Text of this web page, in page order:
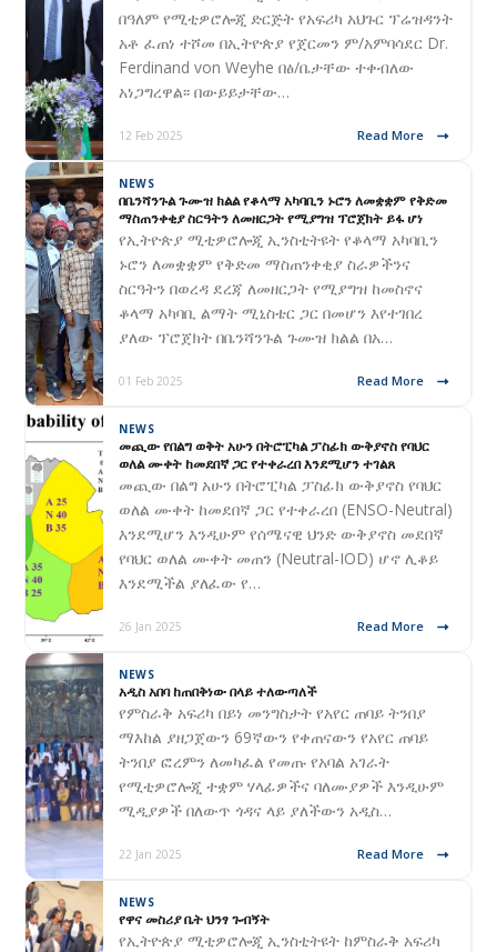
በዓለም የሚቲዎሮሎጂ ድርጅት የአፍሪካ አህጉር ፕሬዝዳንት
አቶ ፈጠነ ተሾመ በኢትዮጵያ የጀርመን ም/አምባሳደር Dr.
Ferdinand von Weyhe በፅ/ቤታቸው ተቀብለው
አነጋግረዋል፡፡ በውይይታቸው…
12 Feb 2025 Read More
NEWS
በቤንሻንጉል ጉሙዝ ክልል የቆላማ አካባቢን ኑሮን ለመቋቋም የቅድመ
ማስጠንቀቂያ ስርዓትን ለመዘርጋት የሚያግዝ ፕሮጀክት ይፋ ሆነ
የኢትዮጵያ ሚቲዎሮሎጂ ኢንስቲትዩት የቆላማ አካባቢን
ኑሮን ለመቋቋም የቅድመ ማስጠንቀቂያ ስራዎችንና
ስርዓትን በወረዳ ደረጃ ለመዘርጋት የሚያግዝ ከመስኖና
ቆላማ አካባቢ ልማት ሚኒስቴር ጋር በመሆን እየተገበረ
ያለው ፕሮጀክት በቤንሻንጉል ጉሙዝ ክልል በአ…
01 Feb 2025 Read More
NEWS
መጪው የበልግ ወቅት አሁን በትሮፒካል ፓስፊክ ውቅያኖስ የባህር
ወለል ሙቀት ከመደበኛ ጋር የተቀራረበ እንደሚሆን ተገልጸ
መጪው በልግ አሁን በትሮፒካል ፓስፊክ ውቅያኖስ የባህር
ወለል ሙቀት ከመደበኛ ጋር የተቀራረበ (ENSO-Neutral)
እንደሚሆን እንዲሁም የሰሜናዊ ህንድ ውቅያኖስ መደበኛ
የባህር ወለል ሙቀት መጠን (Neutral-IOD) ሆኖ ሊቆይ
እንደሚችል ያለፈው የ…
26 Jan 2025 Read More
NEWS
አዲስ አበባ ከጠበቅነው በላይ ተለውጣለች
የምስራቅ አፍሪካ በይነ መንግስታት የአየር ጠባይ ትንበያ
ማእከል ያዘጋጀውን 69ኛውን የቀጠናውን የአየር ጠባይ
ትንበያ ፎረምን ለመካፈል የመጡ የአባል አገራት
የሚቲዎሮሎጂ ተቋም ሃላፊዎችና ባለሙያዎች እንዲሁም
ሚዲያዎች በለውጥ ጎዳና ላይ ያለችውን አዲስ…
22 Jan 2025 Read More
NEWS
የዋና መስሪያ ቤት ህንፃ ጉብኝት
የኢትዮጵያ ሚቲዎሮሎጂ ኢንስቲትዩት ከምስራቅ አፍሪካ